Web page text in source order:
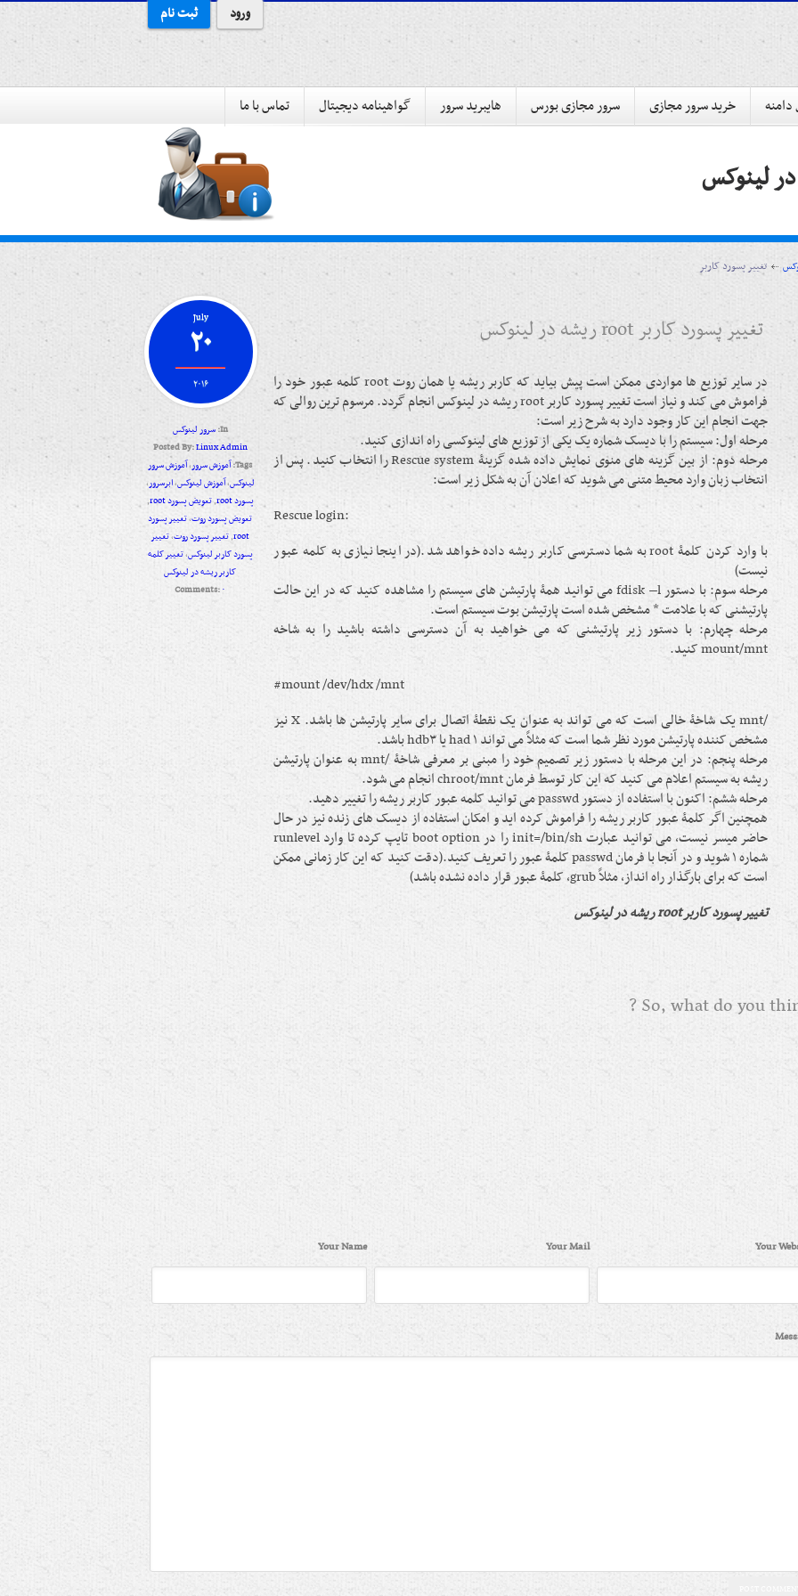
ثبت نام ورود
تماس با ما گواهینامه دیجیتال هایبرید سرور سرور مجازی بورس خرید سرور مجازی دامنه
July
۲۰
۲۰۱۶
In: سرور لینوکس
Posted By:Linux Admin
Tags: آموزش سرور,آموزش سرور
لینوکس,آموزش لینوکس,ابرسرور,
پسورد root
,تعویض پسورد root
,
تعویض پسورد روت,تغییر پسورد
root
,تغییر پسورد روت,تغییر
پسورد کاربر لینوکس,تغییر کلمه
کاربر ریشه در لینوکس
Comments:۰
تغییر پسورد کاربر root ریشه در لینوکس
در سایر توزیع ها مواردی ممکن است پیش بیاید که کاربر ریشه یا همان روت root کلمه عبور خود را
فراموش می کند و نیاز است تغییر پسورد کاربر root ریشه در لینوکس انجام گردد. مرسوم ترین روالی که
جهت انجام این کار وجود دارد به شرح زیر است:
مرحله اول: سیستم را با دیسک شماره یک یکی از توزیع های لینوکسی راه اندازی کنید.
مرحله دوم: از بین گزینه های منوی نمایش داده شده گزینۀ Rescue system را انتخاب کنید. پس از
انتخاب زبان وارد محیط متنی می شوید که اعلان آن به شکل زیر است:
:Rescue login
با وارد کردن کلمۀ root به شما دسترسی کاربر ریشه داده خواهد شد.(در اینجا نیازی به کلمه عبور
نیست)
مرحله سوم: با دستور fdisk –l می توانید همۀ پارتیشن های سیستم را مشاهده کنید که در این حالت
پارتیشنی که با علامت * مشخص شده است پارتیشن بوت سیستم است.
مرحله چهارم: با دستور زیر پارتیشنی که می خواهید به آن دسترسی داشته باشید را به شاخه
mount/mnt کنید.
mount /dev/hdx /mnt#
/mnt یک شاخۀ خالی است که می تواند به عنوان یک نقطۀ اتصال برای سایر پارتیشن ها باشد. X نیز
مشخص کننده پارتیشن مورد نظر شما است که مثلاً می تواند had ۱ یا hdb۳ باشد.
مرحله پنجم: در این مرحله با دستور زیر تصمیم خود را مبنی بر معرفی شاخۀ /mnt به عنوان پارتیشن
ریشه به سیستم اعلام می کنید که این کار توسط فرمان chroot/mnt انجام می شود.
مرحله ششم: اکنون با استفاده از دستور passwd می توانید کلمه عبور کاربر ریشه را تغییر دهید.
همچنین اگر کلمۀ عبور کاربر ریشه را فراموش کرده اید و امکان استفاده از دیسک های زنده نیز در حال
حاضر میسر نیست، می توانید عبارت init=/bin/sh را در boot option تایپ کرده تا وارد runlevel
شماره ۱ شوید و در آنجا با فرمان passwd کلمۀ عبور را تعریف کنید.(دقت کنید که این کار زمانی ممکن
است که برای بارگذار راه انداز، مثلاً grub، کلمۀ عبور قرار داده نشده باشد)
تغییر پسورد کاربر root ریشه در لینوکس
So, what do you
Your Name Your Mail Your